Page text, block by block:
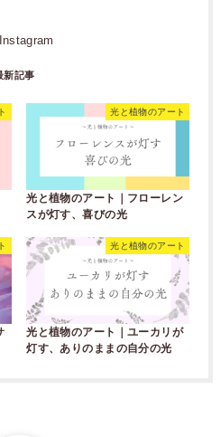
光と植物のアート
光と植物のアート｜フローレン
スが灯す、喜びの光
光と植物のアート
光と植物のアート｜ユーカリが
灯す、ありのままの自分の光